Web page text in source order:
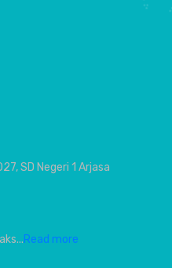
SD Negeri 1 Arjasa
Read more